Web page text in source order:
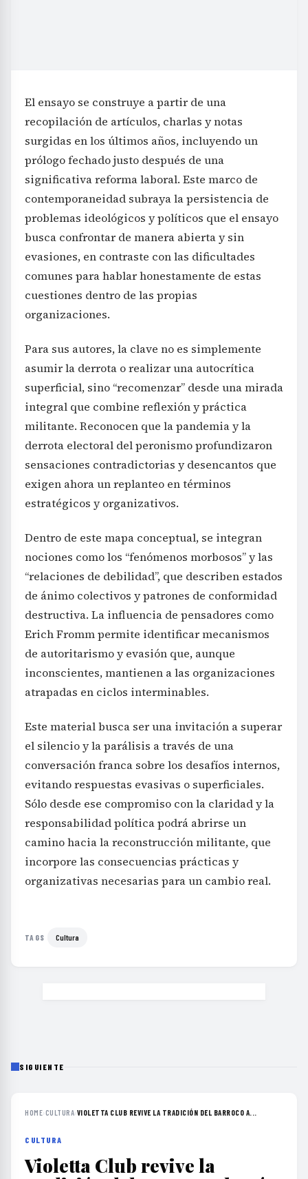
El ensayo se construye a partir de una
recopilación de artículos, charlas y notas
surgidas en los últimos años, incluyendo un
prólogo fechado justo después de una
significativa reforma laboral. Este marco de
contemporaneidad subraya la persistencia de
problemas ideológicos y políticos que el ensayo
busca confrontar de manera abierta y sin
evasiones, en contraste con las dificultades
comunes para hablar honestamente de estas
cuestiones dentro de las propias
organizaciones.
Para sus autores, la clave no es simplemente
asumir la derrota o realizar una autocrítica
superficial, sino “recomenzar” desde una mirada
integral que combine reflexión y práctica
militante. Reconocen que la pandemia y la
derrota electoral del peronismo profundizaron
sensaciones contradictorias y desencantos que
exigen ahora un replanteo en términos
estratégicos y organizativos.
Dentro de este mapa conceptual, se integran
nociones como los “fenómenos morbosos” y las
“relaciones de debilidad”, que describen estados
de ánimo colectivos y patrones de conformidad
destructiva. La influencia de pensadores como
Erich Fromm permite identificar mecanismos
de autoritarismo y evasión que, aunque
inconscientes, mantienen a las organizaciones
atrapadas en ciclos interminables.
Este material busca ser una invitación a superar
el silencio y la parálisis a través de una
conversación franca sobre los desafíos internos,
evitando respuestas evasivas o superficiales.
Sólo desde ese compromiso con la claridad y la
responsabilidad política podrá abrirse un
camino hacia la reconstrucción militante, que
incorpore las consecuencias prácticas y
organizativas necesarias para un cambio real.
TAGS Cultura
SIGUIENTE
HOME›CULTURA›VIOLETTA CLUB REVIVE LA TRADICIÓN DEL BARROCO A...
CULTURA
Violetta Club revive la